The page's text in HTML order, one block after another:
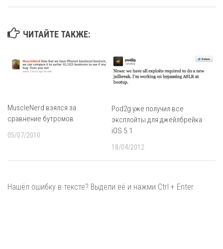
ЧИТАЙТЕ ТАКЖЕ:
MuscleNerd взялся за
сравнение бутромов
05/07/2010
Pod2g уже получил все
эксплойты для джейлбрейка
iOS 5.1
18/04/2012
Нашёл ошибку в тексте? Выдели её и нажми Ctrl + Enter